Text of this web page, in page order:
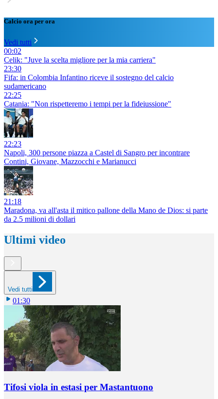
Calcio ora per ora
Vedi tutti
00:02
Celik: "Juve la scelta migliore per la mia carriera"
23:30
Fifa: in Colombia Infantino riceve il sostegno del calcio
sudamericano
22:25
Catania: "Non rispetteremo i tempi per la fideiussione"
22:23
Napoli, 300 persone piazza a Castel di Sangro per incontrare
Contini, Giovane, Mazzocchi e Marianucci
21:18
Maradona, va all'asta il mitico pallone della Mano de Dios: si parte
da 2.5 milioni di dollari
Ultimi video
Vedi tutti
01:30
Tifosi viola in estasi per Mastantuono